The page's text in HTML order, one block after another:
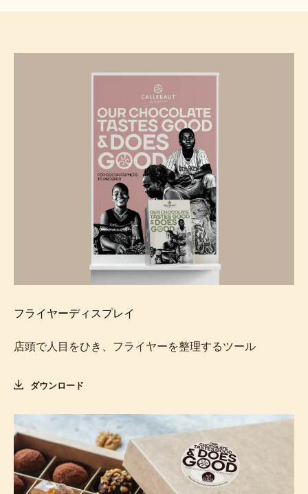
フライヤーディスプレイ
店頭で人目をひき、フライヤーを整理するツール
ダウンロード